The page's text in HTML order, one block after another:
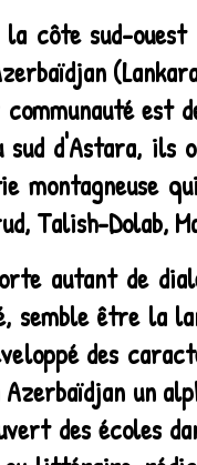
côte sud-ouest
est
sud d'Astara, ils
montagneuse
Talish-Dolab,
autant de
semble être la
des
un
des écoles